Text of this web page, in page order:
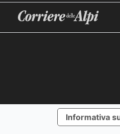
Informativa